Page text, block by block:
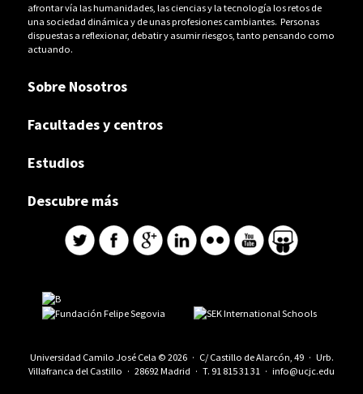
afrontar vía las humanidades, las ciencias y la tecnología los retos de
una sociedad dinámica y de unas profesiones cambiantes. Personas
dispuestas a reflexionar, debatir y asumir riesgos, tanto pensando como
actuando.
Sobre Nosotros
Facultades y centros
Estudios
Descubre más
Universidad Camilo José Cela © 2026 · C/ Castillo de Alarcón, 49 · Urb.
Villafranca del Castillo · 28692 Madrid · T. 91 815 31 31 · info@ucjc.edu